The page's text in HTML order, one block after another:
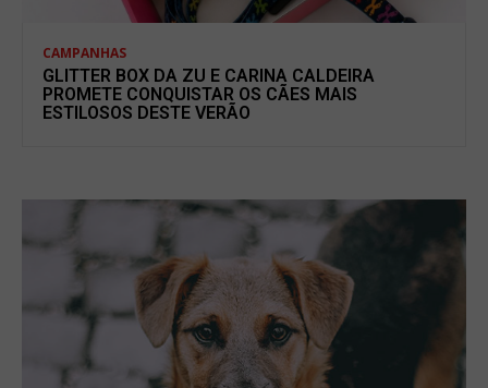
CAMPANHAS
GLITTER BOX DA ZU E CARINA CALDEIRA
PROMETE CONQUISTAR OS CÃES MAIS
ESTILOSOS DESTE VERÃO